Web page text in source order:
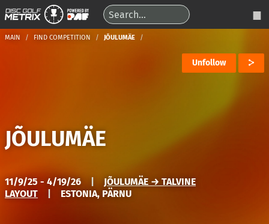
MAIN FIND COMPETITION JÕULUMÄE
Unfollow
JÕULUMÄE
11/9/25 - 4/19/26
JÕULUMÄE → TALVINE
LAYOUT
ESTONIA, PÄRNU